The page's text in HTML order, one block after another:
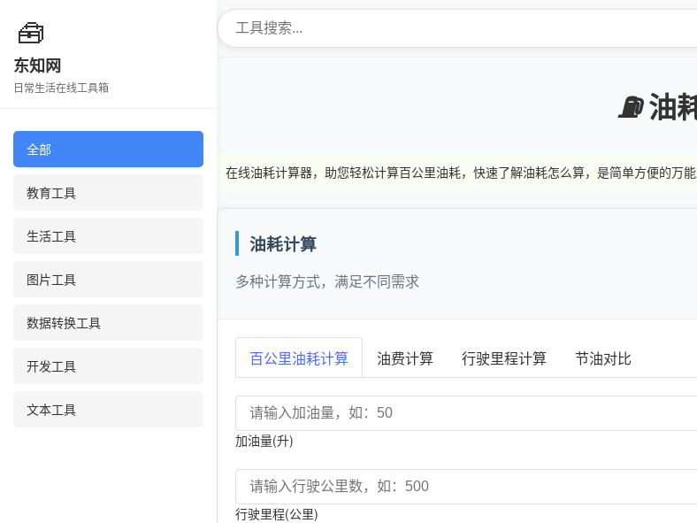
🧰
东知网
日常生活在线工具箱
全部
教育工具
生活工具
图片工具
数据转换工具
开发工具
文本工具
⛽油
在线油耗计算器，助您轻松计算百公里油耗，快速了解油耗怎么算，是简单方便的万能
油耗计算
多种计算方式，满足不同需求
百公里油耗计算 油费计算 行驶里程计算 节油对比
加油量(升)
行驶里程(公里)